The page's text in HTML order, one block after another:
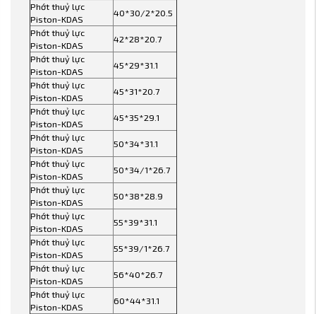
Phớt thuỷ lực
Piston-KDAS
40*30/2*20.5
Phớt thuỷ lực
Piston-KDAS
42*28*20.7
Phớt thuỷ lực
Piston-KDAS
45*29*31.1
Phớt thuỷ lực
Piston-KDAS
45*31*20.7
Phớt thuỷ lực
Piston-KDAS
45*35*29.1
Phớt thuỷ lực
Piston-KDAS
50*34*31.1
Phớt thuỷ lực
Piston-KDAS
50*34/1*26.7
Phớt thuỷ lực
Piston-KDAS
50*38*28.9
Phớt thuỷ lực
Piston-KDAS
55*39*31.1
Phớt thuỷ lực
Piston-KDAS
55*39/1*26.7
Phớt thuỷ lực
Piston-KDAS
56*40*26.7
Phớt thuỷ lực
Piston-KDAS
60*44*31.1